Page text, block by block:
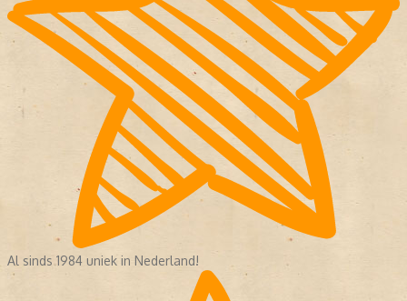
Al sinds 1984 uniek in Nederland!